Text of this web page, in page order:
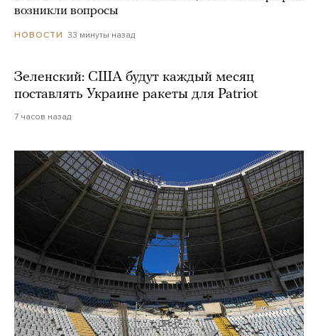
возникли вопросы
НОВОСТИ 33 минуты назад
Зеленский: США будут каждый месяц
поставлять Украине ракеты для Patriot
7 часов назад